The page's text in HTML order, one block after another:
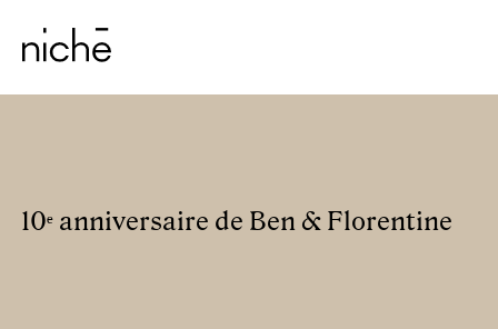
10ᵉ anniversaire de Ben & Florentine